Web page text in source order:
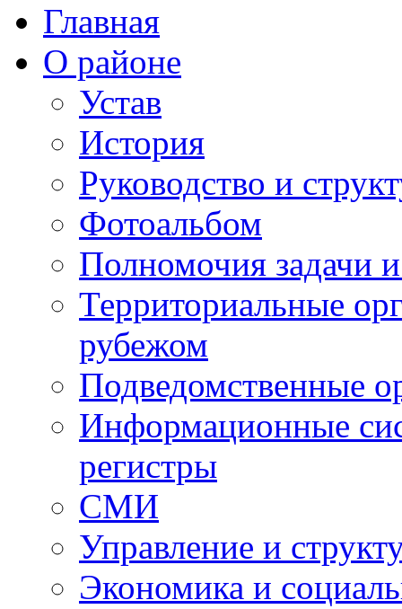
Главная
О районе
Устав
История
Руководство и
Фотоальбом
Полномочия задачи
Территориальные
рубежом
Подведомственные
Информационные
регистры
СМИ
Управление и
Экономика и